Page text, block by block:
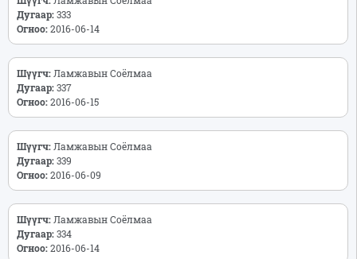
Дугаар:333
Огноо:2016-06-14
Шүүгч: Ламжавын Соёлмаа
Дугаар:337
Огноо:2016-06-15
Шүүгч: Ламжавын Соёлмаа
Дугаар:339
Огноо:2016-06-09
Шүүгч: Ламжавын Соёлмаа
Дугаар:334
Огноо:2016-06-14